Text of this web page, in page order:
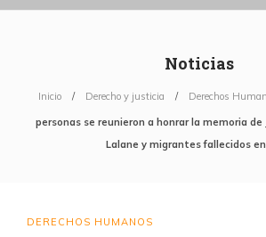
Noticias
Inicio Derecho y justicia Derechos
personas se reunieron a honrar la memoria de
Lalane y migrantes fallecidos
DERECHOS HUMANOS